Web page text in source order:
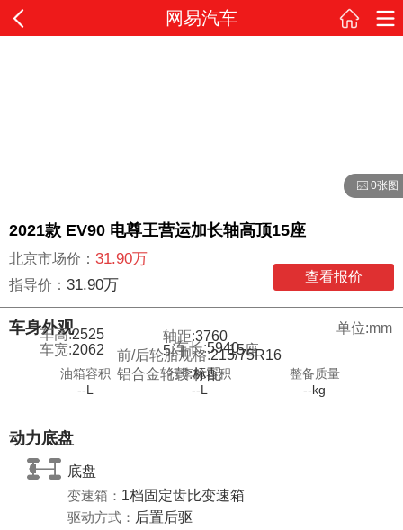
网易汽车
0张图
2021款 EV90 电尊王营运加长轴高顶15座
北京市场价： 31.90万
指导价： 31.90万 查看报价
车身外观
单位:mm
车长:5940
车宽:2062 15座
5门
车高:2525 轴距:3760
前/后轮胎规格:215/75R16
铝合金轮毂:标配
油箱容积
--L
行李舱容积
--L
整备质量
--kg
动力底盘
底盘
变速箱： 1档固定齿比变速箱
驱动方式： 后置后驱